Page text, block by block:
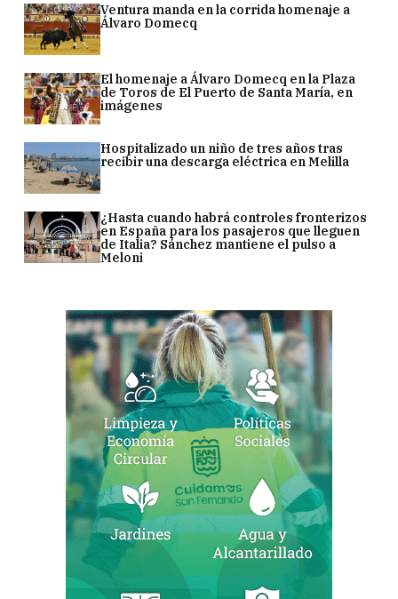
Ventura manda en la corrida homenaje a
Álvaro Domecq
El homenaje a Álvaro Domecq en la Plaza
de Toros de El Puerto de Santa María, en
imágenes
Hospitalizado un niño de tres años tras
recibir una descarga eléctrica en Melilla
¿Hasta cuando habrá controles fronterizos
en España para los pasajeros que lleguen
de Italia? Sánchez mantiene el pulso a
Meloni